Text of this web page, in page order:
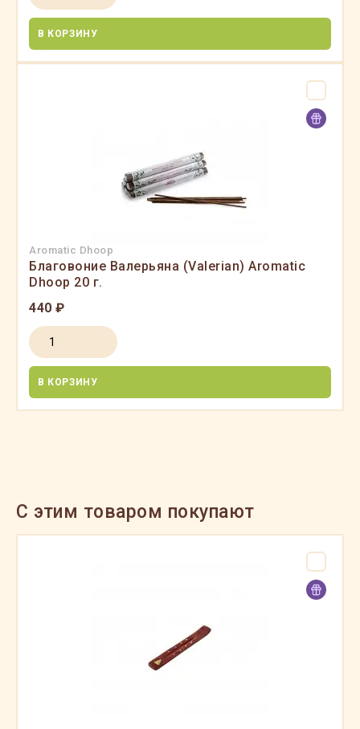
В КОРЗИНУ
Aromatic Dhoop
Благовоние Валерьяна (Valerian) Aromatic
Dhoop 20 г.
440 ₽
В КОРЗИНУ
C этим товаром покупают